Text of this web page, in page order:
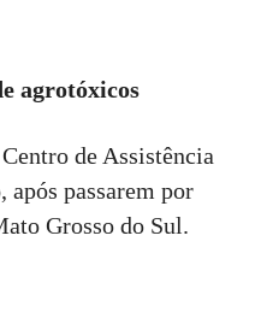
agrotóxicos
de Assistência
passarem por
Grosso do Sul.